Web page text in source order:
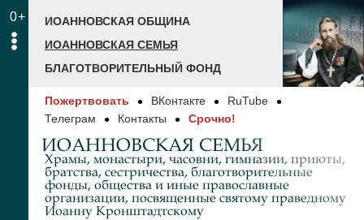
0+
ИОАННОВСКАЯ ОБЩИНА
ИОАННОВСКАЯ СЕМЬЯ
БЛАГОТВОРИТЕЛЬНЫЙ ФОНД
Пожертвовать ВКонтакте
RuTube
Телеграм
Контакты Срочно!
ИОАННОВСКАЯ СЕМЬЯ
Храмы, монастыри, часовни, гимназии, приюты,
братства, сестричества, благотворительные
фонды, общества и иные православные
организации, посвященные святому праведному
Иоанну Кронштадтскому